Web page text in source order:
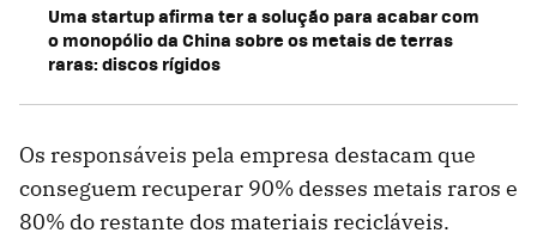
Uma startup afirma ter a solução para acabar com
o monopólio da China sobre os metais de terras
raras: discos rígidos
Os responsáveis pela empresa destacam que
conseguem recuperar 90% desses metais raros e
80% do restante dos materiais recicláveis.